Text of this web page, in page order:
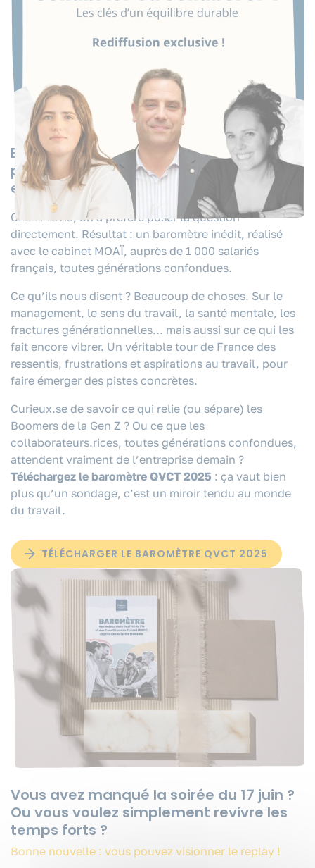
VOUS ÊTES ?
NOS EXPERTISES
NOS FORMATIONS
RESSOURCES
QUI SOMMES-NOUS ?
CONTACT
Et si on arrêtait de deviner ce que
pensent vraiment les salariés du travail
en 2025 ?
Chez Prévia, on a préféré poser la question
directement. Résultat : un baromètre inédit, réalisé
avec le cabinet MOAÏ, auprès de 1 000 salariés
français, toutes générations confondues.
Ce qu’ils nous disent ? Beaucoup de choses. Sur le
management, le sens du travail, la santé mentale, les
fractures générationnelles… mais aussi sur ce qui les
fait encore vibrer. Un véritable tour de France des
ressentis, frustrations et aspirations au travail, pour
faire émerger des pistes concrètes.
Curieux.se de savoir ce qui relie (ou sépare) les
Boomers de la Gen Z ? Ou ce que les
collaborateurs.rices, toutes générations confondues,
attendent vraiment de l’entreprise demain ?
Téléchargez le baromètre QVCT 2025 : ça vaut bien
plus qu’un sondage, c’est un miroir tendu au monde
du travail.
TÉLÉCHARGER LE BAROMÈTRE QVCT 2025
Vous avez manqué la soirée du 17 juin ?
Ou vous voulez simplement revivre les
temps forts ?
Bonne nouvelle : vous pouvez visionner le replay !